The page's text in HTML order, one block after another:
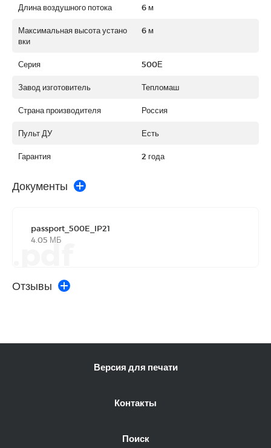
Длина воздушного потока 6 м
Максимальная высота устано
вки
6 м
Серия 500Е
Завод изготовитель Тепломаш
Страна производителя Россия
Пульт ДУ Есть
Гарантия 2 года
Документы
passport_500E_IP21
4.05 МБ
.pdf
Отзывы
Версия для печати
Контакты
Поиск